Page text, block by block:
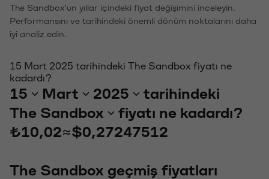
The Sandbox'un yıllar içindeki fiyat değişimini inceleyin.
Performansını ve tarihindeki önemli dönüm noktalarını daha
iyi analiz edin.
15 Mart 2025 tarihindeki The Sandbox fiyatı ne
kadardı?
15 Mart 2025
tarihindeki
The Sandbox
fiyatı ne kadardı?
₺10,02≈$0,27247512
The Sandbox geçmiş fiyatları